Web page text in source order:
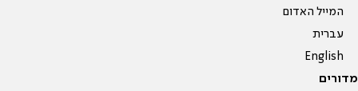
המייל האדום
עברית
English
מדורים